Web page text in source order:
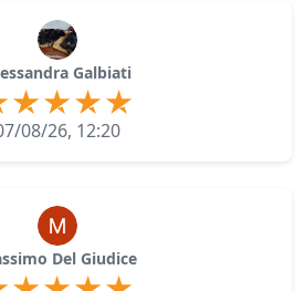
Galbiati
08/26, 12:20
Del Giudice